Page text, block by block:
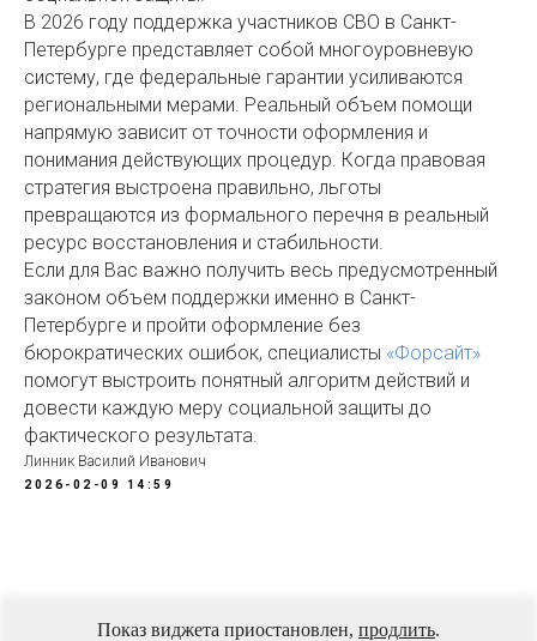
В 2026 году поддержка участников СВО в Санкт-
Петербурге представляет собой многоуровневую
систему, где федеральные гарантии усиливаются
региональными мерами. Реальный объем помощи
напрямую зависит от точности оформления и
понимания действующих процедур. Когда правовая
стратегия выстроена правильно, льготы
превращаются из формального перечня в реальный
ресурс восстановления и стабильности.
Если для Вас важно получить весь предусмотренный
законом объем поддержки именно в Санкт-
Петербурге и пройти оформление без
бюрократических ошибок, специалисты «Форсайт»
помогут выстроить понятный алгоритм действий и
довести каждую меру социальной защиты до
фактического результата.
Линник Василий Иванович
2026-02-09 14:59
Показ виджета приостановлен, продлить.